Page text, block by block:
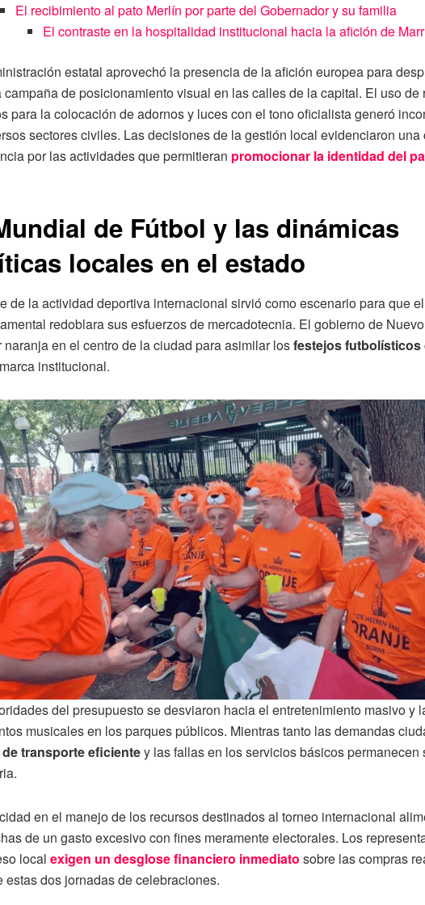
El recibimiento al pato Merlín por parte del Gobernador y su familia
El contraste en la hospitalidad institucional hacia la afición de
estatal aprovechó la presencia de la afición europea para
campaña de posicionamiento visual en las calles de la capital. El uso de
para la colocación de adornos y luces con el tono oficialista generó
sectores civiles. Las decisiones de la gestión local evidenciaron una
por las actividades que permitieran promocionar la identidad del
de Fútbol y las dinámicas
locales en el estado
de la actividad deportiva internacional sirvió como escenario para que
redoblara sus esfuerzos de mercadotecnia. El gobierno de
naranja en el centro de la ciudad para asimilar losfestejos futbolísticos
institucional.
del presupuesto se desviaron hacia el entretenimiento masivo y
musicales en los parques públicos. Mientras tanto las demandas
transporte eficientey las fallas en los servicios básicos permanecen
en el manejo de los recursos destinados al torneo internacional
de un gasto excesivo con fines meramente electorales. Los
local exigen un desglose financiero inmediato sobre las compras
estas dos jornadas de celebraciones.